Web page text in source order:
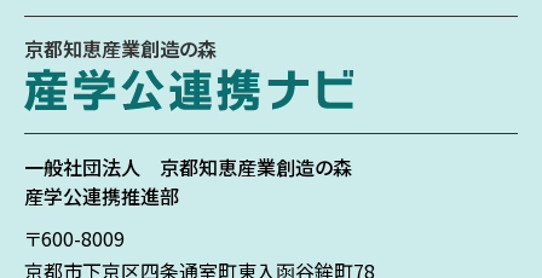
京都知恵産業創造の森
一般社団法人 京都知恵産業創造の森
産学公連携推進部
〒600-8009
京都市下京区四条通室町東入函谷鉾町78